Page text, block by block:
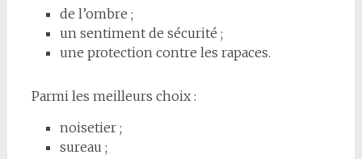
de l’ombre ;
un sentiment de sécurité ;
une protection contre les rapaces.
Parmi les meilleurs choix :
noisetier ;
sureau ;